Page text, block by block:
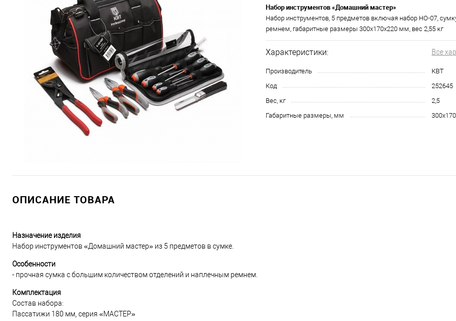
Набор инструментов «Домашний мастер»
Набор инструментов, 5 предметов включая набор НО-07,
ремнем, габаритные размеры 300х170х220 мм, вес 2,55 кг
Характеристики: Все
Производитель
КВТ
Код
252645
Вес, кг
2,5
Габаритные размеры, мм
ОПИСАНИЕ ТОВАРА
Назначение изделия
Набор инструментов «Домашний мастер» из 5 предметов в сумке.
Особенности
- прочная сумка с большим количеством отделений и наплечным ремнем.
Комплектация
Состав набора:
Пассатижи 180 мм, серия «МАСТЕР»